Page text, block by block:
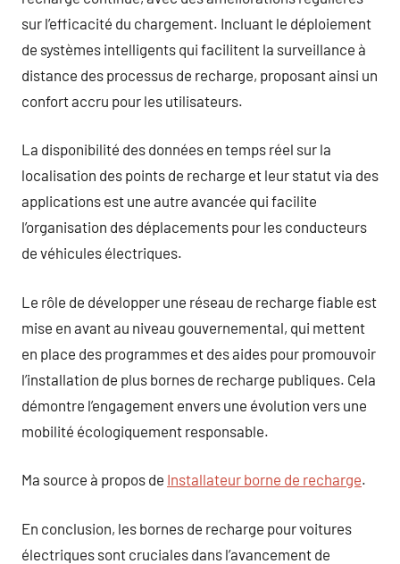
sur l’efficacité du chargement. Incluant le déploiement
de systèmes intelligents qui facilitent la surveillance à
distance des processus de recharge, proposant ainsi un
confort accru pour les utilisateurs.
La disponibilité des données en temps réel sur la
localisation des points de recharge et leur statut via des
applications est une autre avancée qui facilite
l’organisation des déplacements pour les conducteurs
de véhicules électriques.
Le rôle de développer une réseau de recharge fiable est
mise en avant au niveau gouvernemental, qui mettent
en place des programmes et des aides pour promouvoir
l’installation de plus bornes de recharge publiques. Cela
démontre l’engagement envers une évolution vers une
mobilité écologiquement responsable.
Ma source à propos de Installateur borne de recharge.
En conclusion, les bornes de recharge pour voitures
électriques sont cruciales dans l’avancement de